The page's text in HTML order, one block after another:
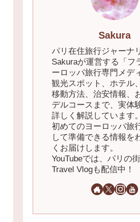
Sakura
パリ在住旅行ジャーナ
Sakuraが運営する「フ
ーロッパ旅行専門メデ
観光スポット、ホテル
移動方法、治安情報、
デルコースまで、実体
詳しく解説しています。
初めてのヨーロッパ旅
して準備できる情報を
くお届けします。
YouTubeでは、パリの
Travel Vlogも配信中！